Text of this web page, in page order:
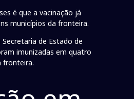
é que a vacinação já
municípios da fronteira.
de Estado de
imunizadas em quatro
fronteira.